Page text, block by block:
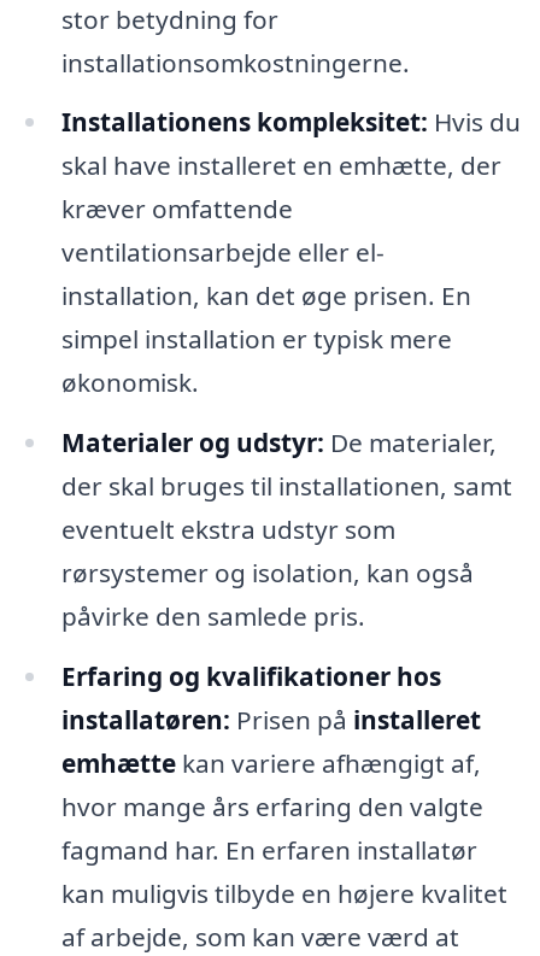
stor betydning for
installationsomkostningerne.
Installationens kompleksitet: Hvis du
skal have installeret en emhætte, der
kræver omfattende
ventilationsarbejde eller el-
installation, kan det øge prisen. En
simpel installation er typisk mere
økonomisk.
Materialer og udstyr: De materialer,
der skal bruges til installationen, samt
eventuelt ekstra udstyr som
rørsystemer og isolation, kan også
påvirke den samlede pris.
Erfaring og kvalifikationer hos
installatøren: Prisen på installeret
emhættekan variere afhængigt af,
hvor mange års erfaring den valgte
fagmand har. En erfaren installatør
kan muligvis tilbyde en højere kvalitet
af arbejde, som kan være værd at